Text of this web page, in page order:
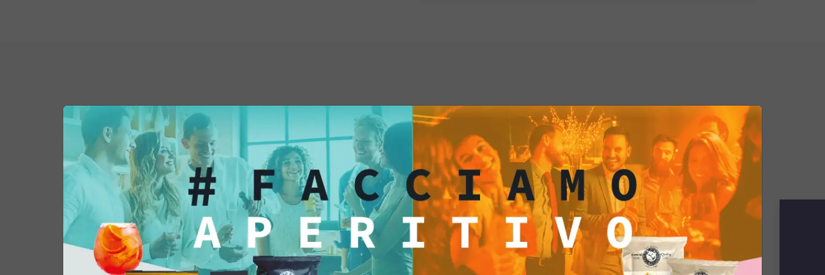
un invito a esplorare nuove frontiere del gusto
Immergendo una tortilla peperoncino nella salsa
Jalapeño, crei un contrasto affascinante tra la dolcezza
iniziale delle chips e il piccante deciso della salsa. È
un'esperienza che rispecchia una personalità forte e
audace, qualcuno che abbraccia la sfida di sapori forti e
desidera qualcosa di unico e stimolante. Questo
accostamento di sapori è un'ode ai piaceri intensi e alle
emozioni vere. È come un'esplosione di gusti che
cattura l'essenza di chi ama l'adrenalina culinaria.
Potrebbe interessarti anche...